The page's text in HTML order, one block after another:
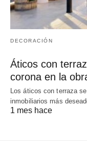
DECORACIÓN
Áticos con
corona en la
Los áticos con terraza
inmobiliarios más
1 mes hace